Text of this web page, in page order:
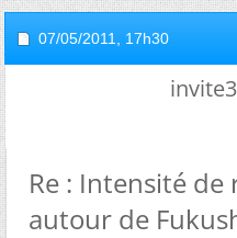
07/05/2011, 17h30
Re : Intensité
autour de